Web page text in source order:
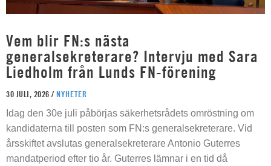
Vem blir FN:s nästa
generalsekreterare? Intervju med Sara
Liedholm från Lunds FN-förening
30 JULI, 2026 / NYHETER
Idag den 30e juli påbörjas säkerhetsrådets omröstning om
kandidaterna till posten som FN:s generalsekreterare. Vid
årsskiftet avslutas generalsekreterare Antonio Guterres
mandatperiod efter tio år. Guterres lämnar i en tid då